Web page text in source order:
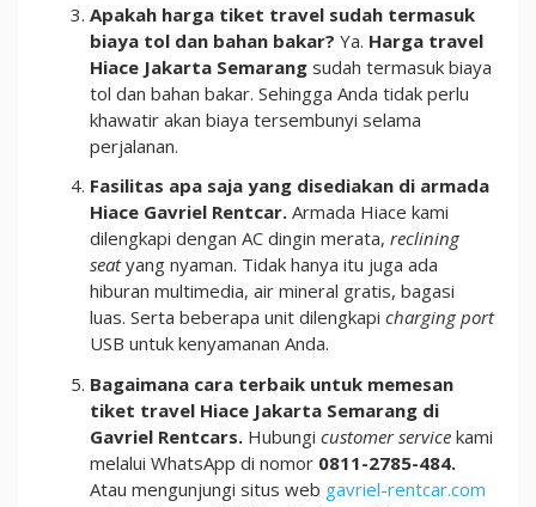
Apakah harga tiket travel sudah termasuk
biaya tol dan bahan bakar? Ya. Harga travel
Hiace Jakarta Semarang sudah termasuk biaya
tol dan bahan bakar. Sehingga Anda tidak perlu
khawatir akan biaya tersembunyi selama
perjalanan.
Fasilitas apa saja yang disediakan di armada
Hiace Gavriel Rentcar. Armada Hiace kami
dilengkapi dengan AC dingin merata, reclining
seatyang nyaman. Tidak hanya itu juga ada
hiburan multimedia, air mineral gratis, bagasi
luas. Serta beberapa unit dilengkapi charging port
USB untuk kenyamanan Anda.
Bagaimana cara terbaik untuk memesan
tiket travel Hiace Jakarta Semarang di
Gavriel Rentcars. Hubungi customer service kami
melalui WhatsApp di nomor 0811-2785-484.
Atau mengunjungi situs web gavriel-rentcar.com